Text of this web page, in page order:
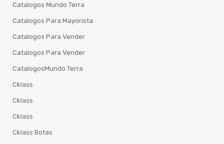
Catalogos Mundo Terra
Catalogos Para Mayorista
Catalogos Para Vender
Catalogos Para Vender
CatalogosMundo Terra
Cklass
Cklass
Cklass
Cklass Botas